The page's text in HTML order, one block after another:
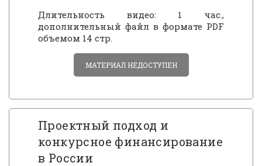
Длительность видео: 1 час.,
дополнительный файл в формате PDF
объемом 14 стр.
МАТЕРИАЛ НЕДОСТУПЕН
Проектный подход и
конкурсное финансирование
в России